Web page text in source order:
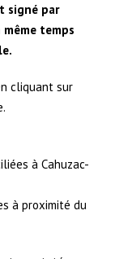
signé par
même temps
cliquant sur
à Cahuzac-
à proximité du